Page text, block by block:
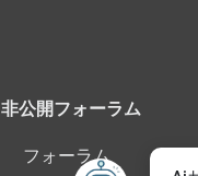
非公開フォーラム
フォーラム